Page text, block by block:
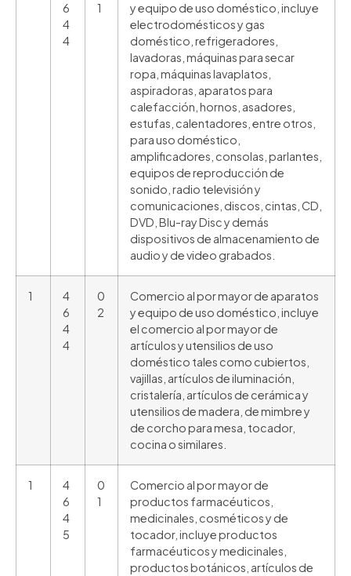
6
4
4
1
y equipo de uso doméstico, incluye
electrodomésticos y gas
doméstico, refrigeradores,
lavadoras, máquinas para secar
ropa, máquinas lavaplatos,
aspiradoras, aparatos para
calefacción, hornos, asadores,
estufas, calentadores, entre otros,
para uso doméstico,
amplificadores, consolas, parlantes,
equipos de reproducción de
sonido, radio televisión y
comunicaciones, discos, cintas, CD,
DVD, Blu-ray Disc y demás
dispositivos de almacenamiento de
audio y de video grabados.
1
4
6
4
4
0
2
Comercio al por mayor de aparatos
y equipo de uso doméstico, incluye
el comercio al por mayor de
artículos y utensilios de uso
doméstico tales como cubiertos,
vajillas, artículos de iluminación,
cristalería, artículos de cerámica y
utensilios de madera, de mimbre y
de corcho para mesa, tocador,
cocina o similares.
1
4
6
4
5
0
1
Comercio al por mayor de
productos farmacéuticos,
medicinales, cosméticos y de
tocador, incluye productos
farmacéuticos y medicinales,
productos botánicos, artículos de